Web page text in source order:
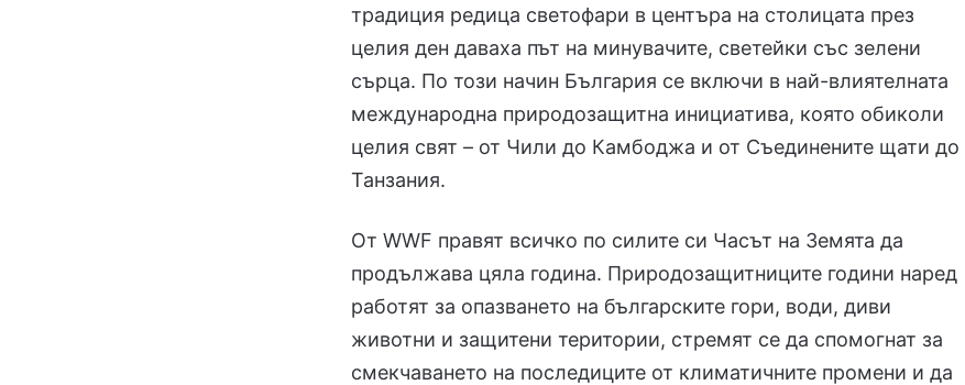
традиция редица светофари в центъра на столицата през
целия ден даваха път на минувачите, светейки със зелени
сърца. По този начин България се включи в най-влиятелната
международна природозащитна инициатива, която обиколи
целия свят – от Чили до Камбоджа и от Съединените щати до
Танзания.
От WWF правят всичко по силите си Часът на Земята да
продължава цяла година. Природозащитниците години наред
работят за опазването на българските гори, води, диви
животни и защитени територии, стремят се да спомогнат за
смекчаването на последиците от климатичните промени и да